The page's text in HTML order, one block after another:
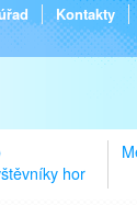
Kontakty
hor